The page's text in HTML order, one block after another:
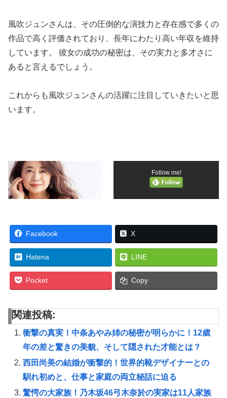
風吹ジュンさんは、その圧倒的な演技力と存在感で多くの
作品で高く評価されており、長年にわたり高い年収を維持
しています。 彼女の成功の秘密は、その実力と多才さに
あると言えるでしょう。
これからも風吹ジュンさんの活躍に注目していきたいと思
います。
Follow me!
Facebook X
Hatena LINE
Pocket Copy
関連投稿:
衝撃の真実！中条あやみ姉の秘密が明らかに！12歳
年の差と驚きの美貌、そして隠された才能とは？
西田尚美の結婚が衝撃的！世界的靴デザイナーとの
馴れ初めと、仕事と家庭の両立秘話に迫る
驚愕の大家族！乃木坂46弓木奈於の実家は11人家族